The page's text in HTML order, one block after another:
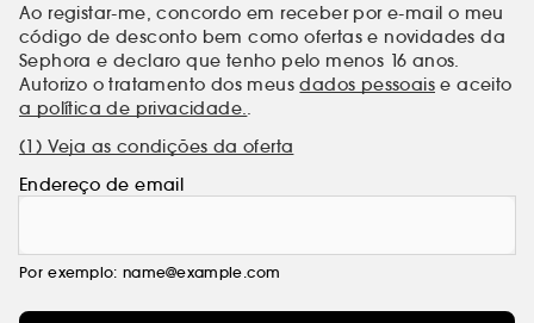
Ao registar-me, concordo em receber por e-mail o meu
código de desconto bem como ofertas e novidades da
Sephora e declaro que tenho pelo menos 16 anos.
Autorizo o tratamento dos meusdados pessoais e aceito
a política de privacidade.
(1) Veja as condições da oferta
Endereço de email
Por exemplo: name@example.com